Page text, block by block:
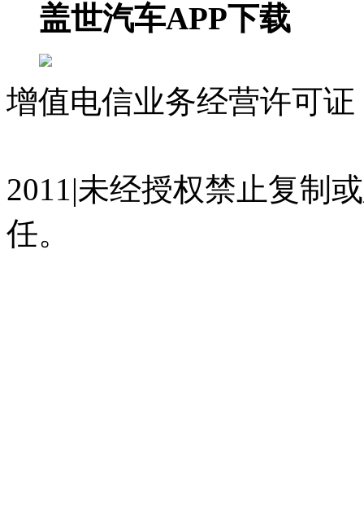
盖世汽车APP下载
增值电信业务经营许可
2011|未经授权禁止复制
任。